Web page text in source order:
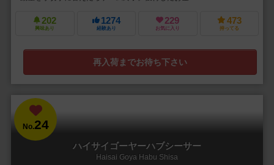
202
興味あり
1274
経験あり
229
お気に入り
473
持ってる
再入荷までお待ち下さい
No.24
ハイサイゴーヤーハブシーサー
Haisai Goya Habu Shisa